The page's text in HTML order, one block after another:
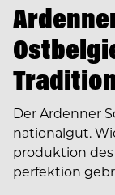
Der Ardenner
nationalgut.
produktion
perfektion